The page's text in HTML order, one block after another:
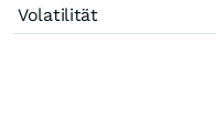
Volatilität